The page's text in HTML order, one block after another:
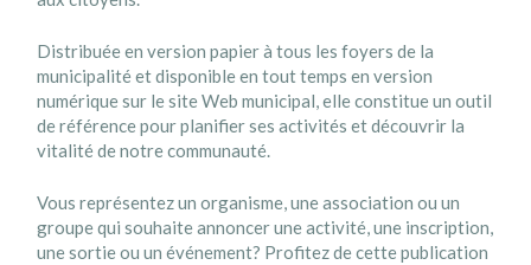
Distribuée en version papier à tous les foyers de la
municipalité et disponible en tout temps en version
numérique sur le site Web municipal, elle constitue un outil
de référence pour planifier ses activités et découvrir la
vitalité de notre communauté.
Vous représentez un organisme, une association ou un
groupe qui souhaite annoncer une activité, une inscription,
une sortie ou un événement? Profitez de cette publication